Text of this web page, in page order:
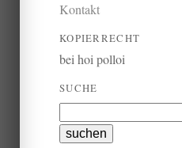
Kontakt
KOPIERRECHT
bei hoi polloi
SUCHE